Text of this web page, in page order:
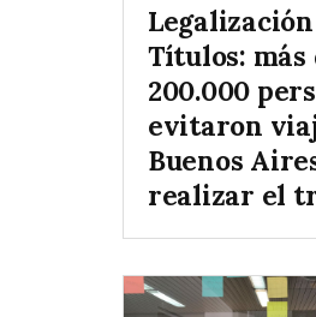
Títulos: más
200.000
evitaron
Buenos
realizar el